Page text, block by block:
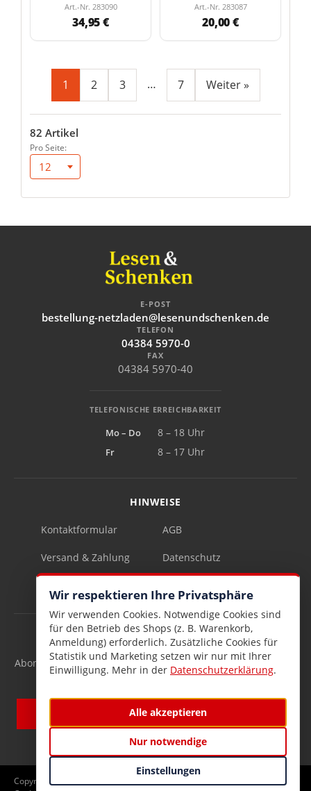
Art.-Nr. 283090
34,95 €
Art.-Nr. 283087
20,00 €
1 2 3 … 7 Weiter »
82 Artikel
Pro Seite:
12
E-POST
bestellung-netzladen@lesenundschenken.de
TELEFON
04384 5970-0
FAX
04384 5970-40
TELEFONISCHE ERREICHBARKEIT
Mo – Do
8 – 18 Uhr
Fr
8 – 17 Uhr
HINWEISE
Kontaktformular AGB
Versand & Zahlung Datenschutz
INFOBRIEF
Abonnieren Sie den kostenlosen Lesen & Schenken-Infobrief
und verpassen Sie keine Neuigkeiten mehr.
Copyright © 2026 Lesen und Schenken GmbH
Wir respektieren Ihre Privatsphäre
Wir verwenden Cookies. Notwendige Cookies sind
für den Betrieb des Shops (z. B. Warenkorb,
Anmeldung) erforderlich. Zusätzliche Cookies für
Statistik und Marketing setzen wir nur mit Ihrer
Einwilligung. Mehr in der Datenschutzerklärung.
Alle akzeptieren
Nur notwendige
Einstellungen